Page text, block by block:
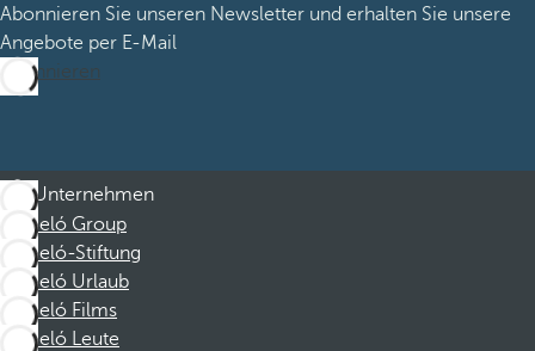
Abonnieren Sie unseren Newsletter und erhalten Sie unsere
Angebote per E-Mail
Abonnieren
Unternehmen
Barceló Group
Barceló-Stiftung
Barceló Urlaub
Barceló Films
Barceló Leute